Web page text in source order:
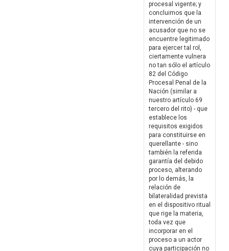
procesal vigente; y
concluimos que la
intervención de un
acusador que no se
encuentre legitimado
para ejercer tal rol,
ciertamente vulnera
no tan sólo el artículo
82 del Código
Procesal Penal de la
Nación (similar a
nuestro artículo 69
tercero del rito) - que
establece los
requisitos exigidos
para constituirse en
querellante - sino
también la referida
garantía del debido
proceso, alterando
por lo demás, la
relación de
bilateralidad prevista
en el dispositivo ritual
que rige la materia,
toda vez que
incorporar en el
proceso a un actor
cuya participación no